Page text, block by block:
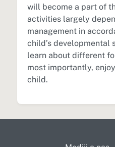
will become a part of
activities largely
management in
child’s developmental
learn about different
most importantly,
child.